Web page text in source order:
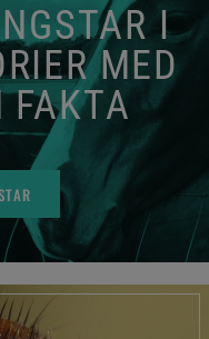
I
MED
FAKTA